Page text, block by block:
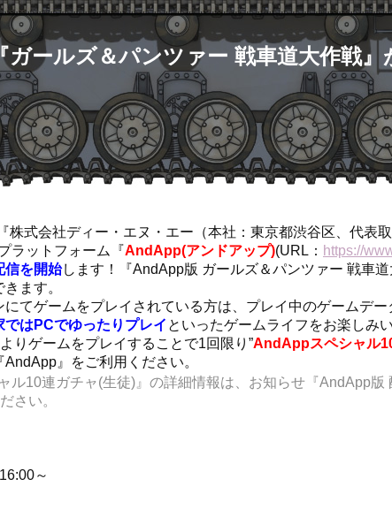
ガールズ＆パンツァー 戦車道大作戦
株式会社ディー・エヌ・エー（本社：東京都渋谷区、代表
ラットフォーム『AndApp(アンドアップ)(URL： https://
信を開始します！『AndApp版 ガールズ＆パンツァー 戦車
ます。
にてゲームをプレイされている方は、プレイ中のゲームデー
ではPCでゆったりプレイ といったゲームライフをお楽しみ
りゲームをプレイすることで1回限り”AndAppスペシャル
』をご利用ください。
ル10連ガチャ(生徒)』の詳細情報は、お知らせ『AndApp版
さい。
～